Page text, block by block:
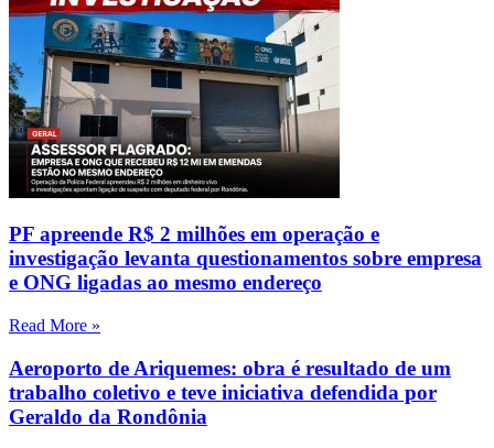
PF apreende R$ 2 milhões em operação e
investigação levanta questionamentos sobre empresa
e ONG ligadas ao mesmo endereço
Read More »
Aeroporto de Ariquemes: obra é resultado de um
trabalho coletivo e teve iniciativa defendida por
Geraldo da Rondônia